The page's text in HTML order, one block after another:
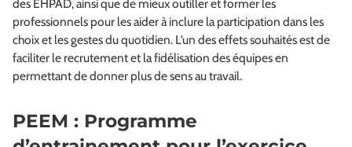
des EHPAD, ainsi que de mieux outiller et former les
professionnels pour les aider à inclure la participation dans les
choix et les gestes du quotidien. L’un des effets souhaités est de
faciliter le recrutement et la fidélisation des équipes en
permettant de donner plus de sens au travail.
PEEM : Programme